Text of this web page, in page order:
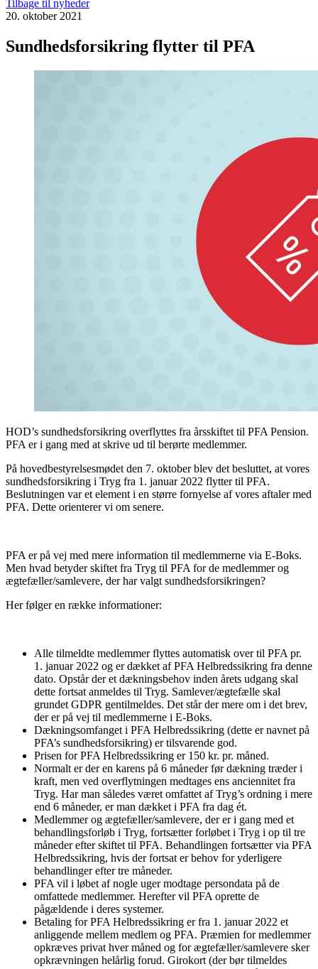
Tilbage til nyheder
20. oktober 2021
Sundhedsforsikring flytter til PFA
HOD’s sundhedsforsikring overflyttes fra årsskiftet til PFA Pension.
PFA er i gang med at skrive ud til berørte medlemmer.
På hovedbestyrelsesmødet den 7. oktober blev det besluttet, at vores
sundhedsforsikring i Tryg fra 1. januar 2022 flytter til PFA.
Beslutningen var et element i en større fornyelse af vores aftaler med
PFA. Dette orienterer vi om senere.
PFA er på vej med mere information til medlemmerne via E-Boks.
Men hvad betyder skiftet fra Tryg til PFA for de medlemmer og
ægtefæller/samlevere, der har valgt sundhedsforsikringen?
Her følger en række informationer:
Alle tilmeldte medlemmer flyttes automatisk over til PFA pr.
1. januar 2022 og er dækket af PFA Helbredssikring fra denne
dato. Opstår der et dækningsbehov inden årets udgang skal
dette fortsat anmeldes til Tryg. Samlever/ægtefælle skal
grundet GDPR gentilmeldes. Det står der mere om i det brev,
der er på vej til medlemmerne i E-Boks.
Dækningsomfanget i PFA Helbredssikring (dette er navnet på
PFA’s sundhedsforsikring) er tilsvarende god.
Prisen for PFA Helbredssikring er 150 kr. pr. måned.
Normalt er der en karens på 6 måneder før dækning træder i
kraft, men ved overflytningen medtages ens anciennitet fra
Tryg. Har man således været omfattet af Tryg’s ordning i mere
end 6 måneder, er man dækket i PFA fra dag ét.
Medlemmer og ægtefæller/samlevere, der er i gang med et
behandlingsforløb i Tryg, fortsætter forløbet i Tryg i op til tre
måneder efter skiftet til PFA. Behandlingen fortsætter via PFA
Helbredssikring, hvis der fortsat er behov for yderligere
behandlinger efter tre måneder.
PFA vil i løbet af nogle uger modtage persondata på de
omfattede medlemmer. Herefter vil PFA oprette de
pågældende i deres systemer.
Betaling for PFA Helbredssikring er fra 1. januar 2022 et
anliggende mellem medlem og PFA. Præmien for medlemmer
opkræves privat hver måned og for ægtefæller/samlevere sker
opkrævningen helårlig forud. Girokort (der bør tilmeldes